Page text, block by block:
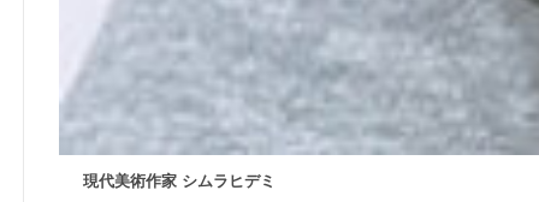
現代美術作家 シムラヒデミ